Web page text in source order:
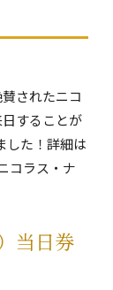
されたニコ
することが
した！詳細は
コラス・ナ
当日券